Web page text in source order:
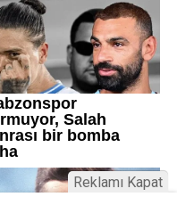
Reklamı Kapat